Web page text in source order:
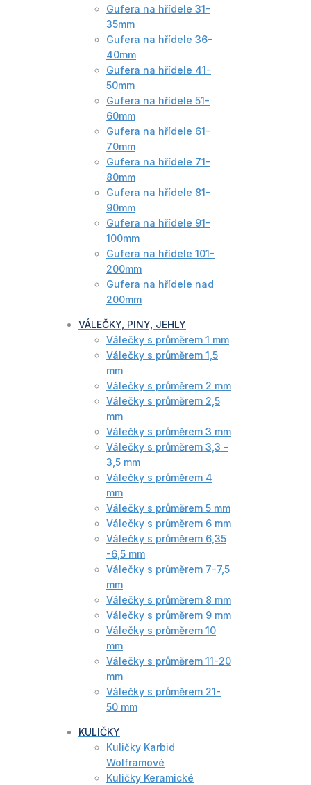
Gufera na hřídele 31-
35mm
Gufera na hřídele 36-
40mm
Gufera na hřídele 41-
50mm
Gufera na hřídele 51-
60mm
Gufera na hřídele 61-
70mm
Gufera na hřídele 71-
80mm
Gufera na hřídele 81-
90mm
Gufera na hřídele 91-
100mm
Gufera na hřídele 101-
200mm
Gufera na hřídele nad
200mm
VÁLEČKY, PINY, JEHLY
Válečky s průměrem 1 mm
Válečky s průměrem 1,5
mm
Válečky s průměrem 2 mm
Válečky s průměrem 2,5
mm
Válečky s průměrem 3 mm
Válečky s průměrem 3,3 -
3,5 mm
Válečky s průměrem 4
mm
Válečky s průměrem 5 mm
Válečky s průměrem 6 mm
Válečky s průměrem 6,35
-6,5 mm
Válečky s průměrem 7-7,5
mm
Válečky s průměrem 8 mm
Válečky s průměrem 9 mm
Válečky s průměrem 10
mm
Válečky s průměrem 11-20
mm
Válečky s průměrem 21-
50 mm
KULIČKY
Kuličky Karbid
Wolframové
Kuličky Keramické